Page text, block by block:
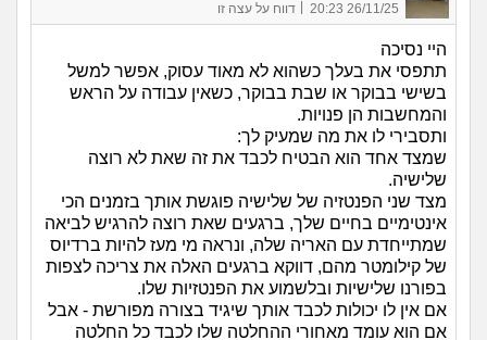
26/11/25 20:23 דווח על עצה זו
היי נסיכה
תתפסי את בעלך כשהוא לא מאוד עסוק, אפשר למשל
בשישי בבוקר או שבת בבוקר, כשאין עבודה על הראש
והמחשבות הן פנויות.
ותסבירי לו את מה שמעיק לך:
שמצד אחד הוא הבטיח לכבד את זה שאת לא רוצה
שלישיה.
מצד שני הפנטזיה של שלישיה פוגשת אותך בזמנים הכי
אינטימיים בחיים שלך, ברגעים שאת רוצה להרגיש לביאה
שמתייחדת עם האריה שלה, ונראה מי מעז להיות ברדיוס
של קילומטר מהם, דווקא ברגעים האלה את צריכה לצפות
בפורנו שלישיות ובלשמוע את הפנטזיות שלו.
אם אין לו יכולות לכבד אותך שיגיד בצורה מפורשת - אבל
אם הוא עומד מאחורי ההחלטה שלו לכבד כל החלטה